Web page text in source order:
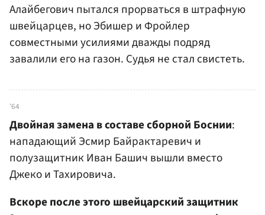
Алайбегович пытался прорваться в штрафную
швейцарцев, но Эбишер и Фройлер
совместными усилиями дважды подряд
завалили его на газон. Судья не стал свистеть.
'64
Двойная замена в составе сборной Боснии:
нападающий Эсмир Байрактаревич и
полузащитник Иван Башич вышли вместо
Джеко и Тахировича.
Вскоре после этого швейцарский защитник